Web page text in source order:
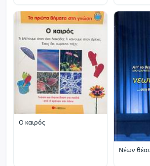
Ο καιρός
Νέων